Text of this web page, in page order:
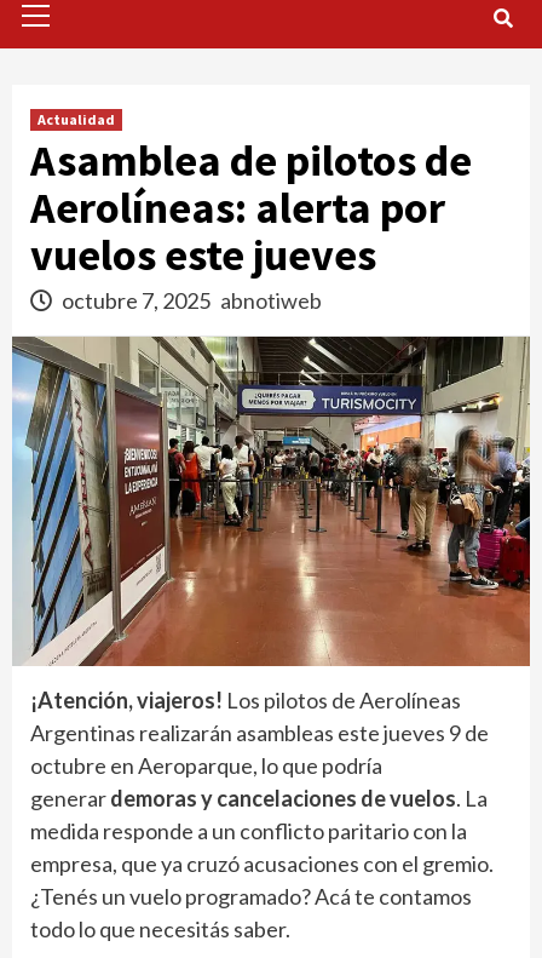
Menu
Actualidad
Asamblea de pilotos de
Aerolíneas: alerta por
vuelos este jueves
octubre 7, 2025 abnotiweb
¡Atención, viajeros! Los pilotos de Aerolíneas
Argentinas realizarán asambleas este jueves 9 de
octubre en Aeroparque, lo que podría
generardemoras y cancelaciones de vuelos. La
medida responde a un conflicto paritario con la
empresa, que ya cruzó acusaciones con el gremio.
¿Tenés un vuelo programado? Acá te contamos
todo lo que necesitás saber.